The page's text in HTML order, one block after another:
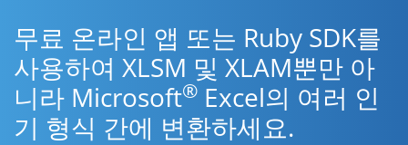
무료 온라인 앱 또는 Ruby SDK를
사용하여 XLSM 및 XLAM뿐만 아
니라 Microsoft® Excel의 여러 인
기 형식 간에 변환하세요.